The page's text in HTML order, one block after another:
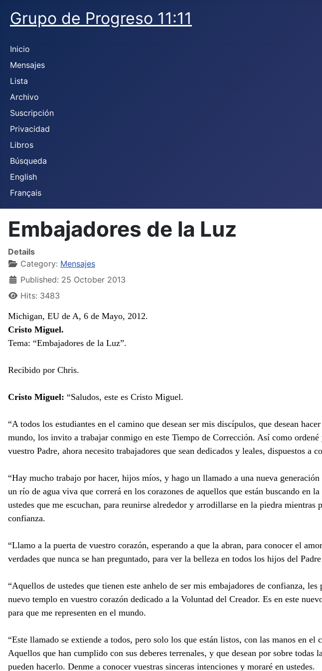
Grupo de Progreso 11:11
Inicio
Mensajes
Lista
Archivo
Suscripción
Privacidad
Libros
Búsqueda
English
Français
Embajadores de la Luz
Details
Category: Mensajes
Published: 25 October 2013
Hits: 3483
Michigan, EU de A, 6 de Mayo, 2012.
Cristo Miguel.
Tema: “Embajadores de la Luz”.
Recibido por Chris.
Cristo Miguel: “Saludos, este es Cristo Miguel.
“A todos los estudiantes en el camino que desean ser mis discípulos, que desean
mundo, los invito a trabajar conmigo en este Tiempo de Corrección. Así como
vuestro Padre, ahora necesito trabajadores que sean dedicados y leales, dispuestos
“Hay mucho trabajo por hacer, hijos míos, y hago un llamado a una nueva
un río de agua viva que correrá en los corazones de aquellos que están buscando en
ustedes que me escuchan, para reunirse alrededor y arrodillarse en la piedra
confianza.
“Llamo a la puerta de vuestro corazón, esperando a que la abran, para conocer el
verdades que nunca se han preguntado, para ver la belleza en todos los hijos del
“Aquellos de ustedes que tienen este anhelo de ser mis embajadores de confianza,
nuevo templo en vuestro corazón dedicado a la Voluntad del Creador. Es en este
para que me representen en el mundo.
“Este llamado se extiende a todos, pero solo los que están listos, con las manos en
Aquellos que han cumplido con sus deberes terrenales, y que desean por sobre
pueden hacerlo. Denme a conocer vuestras sinceras intenciones y moraré en ustedes.